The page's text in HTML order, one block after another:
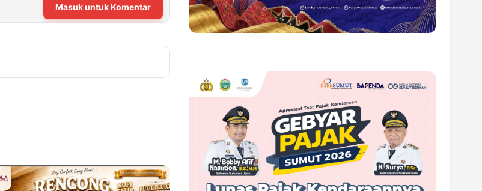
Masuk untuk Komentar